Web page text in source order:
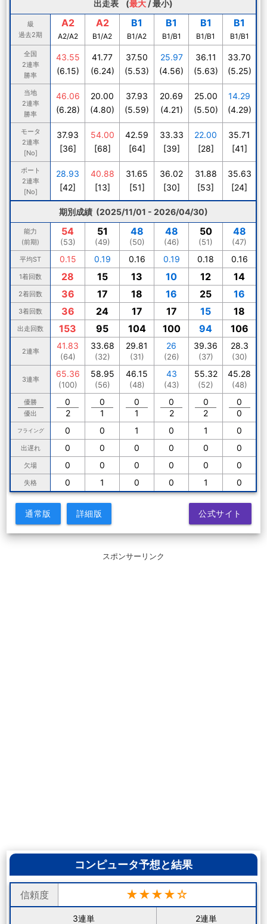
出走表 (最大 /最小)
級
過去2期
A2
A2/A2
A2
B1/A2
B1
B1/A2
B1
B1/B1
B1
B1/B1
B1
B1/B1
全国
2連率
勝率
43.55
(6.15)
41.77
(6.24)
37.50
(5.53)
25.97
(4.56)
36.11
(5.63)
33.70
(5.25)
当地
2連率
勝率
46.06
(6.28)
20.00
(4.80)
37.93
(5.59)
20.69
(4.21)
25.00
(5.50)
14.29
(4.29)
モータ
2連率
[No]
37.93
[36]
54.00
[68]
42.59
[64]
33.33
[39]
22.00
[28]
35.71
[41]
ボート
2連率
[No]
28.93
[42]
40.88
[13]
31.65
[51]
36.02
[30]
31.88
[53]
35.63
[24]
期別成績 (2025/11/01 - 2026/04/30)
能力
(前期)
54
(53)
51
(49)
48
(50)
48
(46)
50
(51)
48
(47)
平均ST 0.15 0.19 0.16 0.19 0.18 0.16
1着回数 28 15 13 10 12 14
2着回数 36 17 18 16 25 16
3着回数 36 24 17 17 15 18
出走回数 153 95 104 100 94 106
2連率
41.83
(64)
33.68
(32)
29.81
(31)
26
(26)
39.36
(37)
28.3
(30)
3連率
65.36
(100)
58.95
(56)
46.15
(48)
43
(43)
55.32
(52)
45.28
(48)
優勝
優出
0
2
0
1
0
1
0
2
0
2
0
0
フライング 0 0 1 0 1 0
出遅れ 0 0 0 0 0 0
欠場 0 0 0 0 0 0
失格 0 1 0 0 1 0
通常版 詳細版 公式サイト
スポンサーリンク
コンピュータ予想と結果
信頼度 ★★★★☆
3連単 2連単